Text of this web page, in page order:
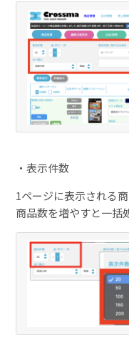
・表示件数
1ページに表示される
商品数を増やすと一括